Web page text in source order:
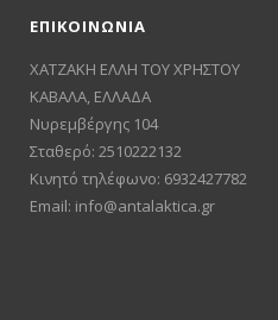
ΕΠΙΚΟΙΝΩΝΙΑ
ΧΑΤΖΑΚΗ ΕΛΛΗ ΤΟΥ ΧΡΗΣΤΟΥ
ΚΑΒΑΛΑ, ΕΛΛΑΔΑ
Νυρεμβέργης 104
Σταθερό: 2510222132
Κινητό τηλέφωνο: 6932427782
Email: info@antalaktica.gr